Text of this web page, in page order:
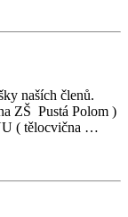
naších členů.
ZŠ Pustá Polom )
( tělocvična …